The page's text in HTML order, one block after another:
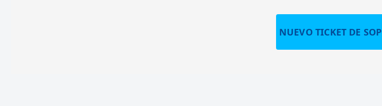
NUEVO TICKET DE